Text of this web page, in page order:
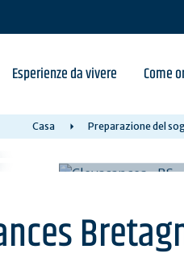
Esperienze da vivere Come
Casa Preparazione del